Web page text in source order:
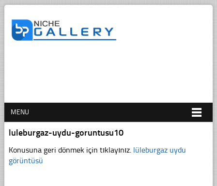
MENU
luleburgaz-uydu-goruntusu10
Konusuna geri dönmek için tıklayınız. lüleburgaz uydu
görüntüsü